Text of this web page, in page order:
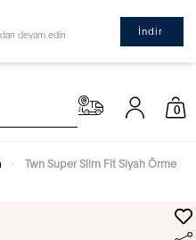
devam edin İndir
0
Twn Super Slim Fit Siyah Örme